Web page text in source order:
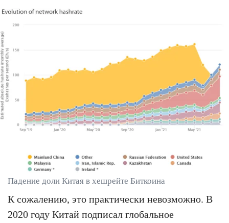
Падение доли Китая в хешрейте Биткоина
К сожалению, это практически невозможно. В
2020 году Китай подписал глобальное